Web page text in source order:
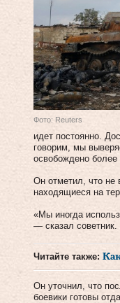
Фото: Reuters
идет постоянно.
говорим, мы
освобождено
Он отметил, что не
находящиеся на
«Мы иногда
— сказал советник.
Читайте также:
Он уточнил, что
боевики готовы